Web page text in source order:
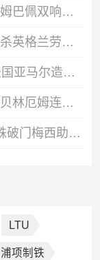
英格兰6-4法国获季军萨卡戴帽姆巴佩双响创纪录奥利塞2助+失良机
连续两届进决赛！阿根廷2-1绝杀英格兰劳塔罗恩佐破门梅西两助攻
时隔16年进决赛！西班牙2-0法国亚马尔造点奥亚萨瓦尔、波罗破门
晋级四强！英格兰加时2-1挪威贝林厄姆连场双响谢尔德鲁普破门
阿根廷加时3-1瑞士进4强小蜘蛛破门梅西助攻麦卡恩博洛假摔染红
LTU
浦项制铁